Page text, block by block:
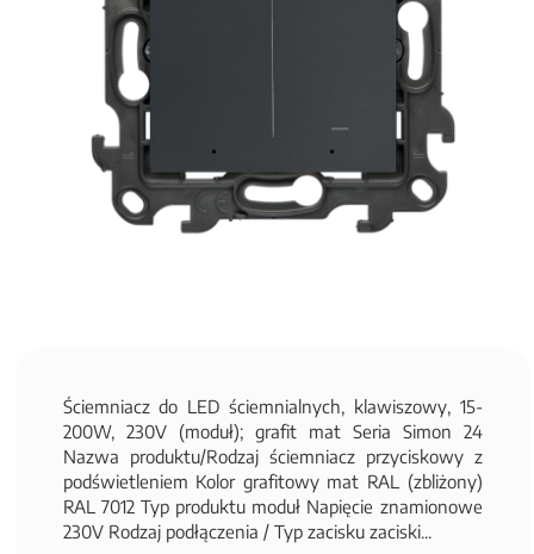
Ściemniacz do LED ściemnialnych, klawiszowy, 15-
200W, 230V (moduł); grafit mat Seria Simon 24
Nazwa produktu/Rodzaj ściemniacz przyciskowy z
podświetleniem Kolor grafitowy mat RAL (zbliżony)
RAL 7012 Typ produktu moduł Napięcie znamionowe
230V Rodzaj podłączenia / Typ zacisku zaciski...